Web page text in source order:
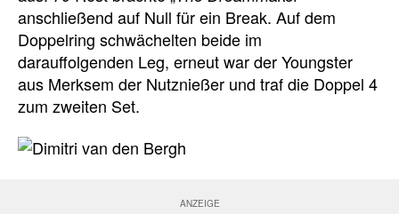
anschließend auf Null für ein Break. Auf dem
Doppelring schwächelten beide im
darauffolgenden Leg, erneut war der Youngster
aus Merksem der Nutznießer und traf die Doppel 4
zum zweiten Set.